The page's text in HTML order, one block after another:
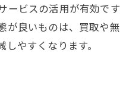
トラブル防止のための
理と不用品回収の費用相
ビスの活用が有効で
良いものは、買取や
やすくなります。